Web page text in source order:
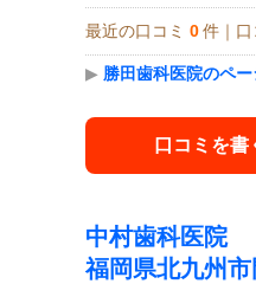
最近の口コミ 0 件｜口
▶ 勝田歯科医院のペ
口コミを書
中村歯科医院
福岡県北九州